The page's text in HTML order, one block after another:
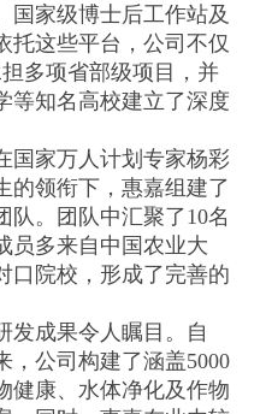
国家级博士后工作站及
托这些平台，公司不仅
多项省部级项目，并
等知名高校建立了深度
国家万人计划专家杨彩
的领衔下，惠嘉组建了
队。团队中汇聚了10名
员多来自中国农业大
口院校，形成了完善的
发成果令人瞩目。自
，公司构建了涵盖5000
健康、水体净化及作物